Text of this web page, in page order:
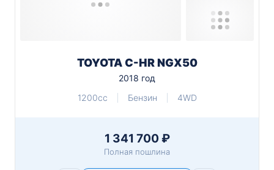
TOYOTA C-HR NGX50
2018 год
1200cc
Бензин 4WD
1 341 700 ₽
Полная пошлина